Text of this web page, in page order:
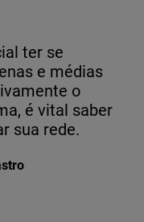
ter se
e médias
o
é vital saber
sua rede.